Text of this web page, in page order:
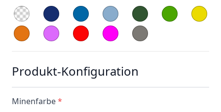
Produkt-Konfiguration
Minenfarbe*